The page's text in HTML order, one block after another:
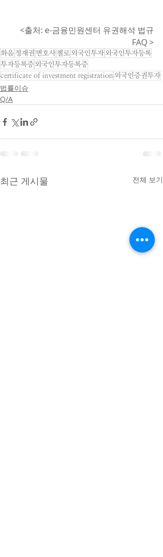
<출처: e-금융민원센터 유권해석 법규
FAQ >
화음정재권 변호사첼로외국인투자외국인투자등록
투자등록증외국인투자등록증
certificate of investment registration외국인증권투자
법률이슈
Q/A
최근 게시물 전체 보기